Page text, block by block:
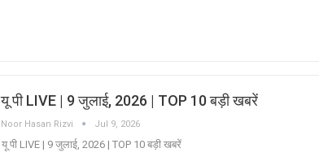
यू पी LIVE | 9 जुलाई, 2026 | TOP 10 बड़ी खबरें
Noor Hasan Rizvi Jul 9, 2026
यू पी LIVE | 9 जुलाई, 2026 | TOP 10 बड़ी खबरें